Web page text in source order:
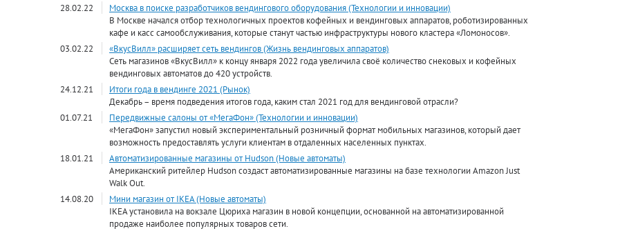
28.02.22
Москва в поиске разработчиков вендингового оборудования (Технологии и инновации)
В Москве начался отбор технологичных проектов кофейных и вендинговых аппаратов, роботизированных
кафе и касс самообслуживания, которые станут частью инфраструктуры нового кластера «Ломоносов».
03.02.22
«ВкусВилл» расширяет сеть вендингов (Жизнь вендинговых аппаратов)
Сеть магазинов «ВкусВилл» к концу января 2022 года увеличила своё количество снековых и кофейных
вендинговых автоматов до 420 устройств.
24.12.21
Итоги года в вендинге 2021 (Рынок)
Декабрь – время подведения итогов года, каким стал 2021 год для вендинговой отрасли?
01.07.21
Передвижные салоны от «МегаФон» (Технологии и инновации)
«МегаФон» запустил новый экспериментальный розничный формат мобильных магазинов, который дает
возможность предоставлять услуги клиентам в отдаленных населенных пунктах.
18.01.21
Автоматизированные магазины от Hudson (Новые автоматы)
Американский ритейлер Hudson создаст автоматизированные магазины на базе технологии Amazon Just
Walk Out.
14.08.20
Мини магазин от IKEA (Новые автоматы)
IKEA установила на вокзале Цюриха магазин в новой концепции, основанной на автоматизированной
продаже наиболее популярных товаров сети.